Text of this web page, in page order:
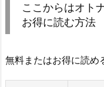
ここからはオト
お得に読む方法
無料またはお得に読め